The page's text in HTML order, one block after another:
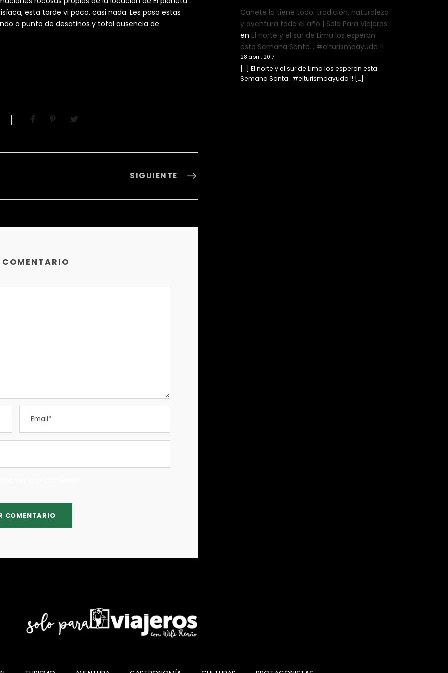
esta tarde vi poco, casi nada. Les paso estas
a punto de desatinos y total ausencia de
SIGUIENTE
Cañete lo tiene todo: tradición, naturaleza
y aventura todo el año | Solo Para Viajeros
en El norte y el sur de Lima los esperan
esta Semana Santa… #elturismoayuda !!
28 abril, 2017
[…] El norte y el sur de Lima los esperan esta
Semana Santa… #elturismoayuda !! […]